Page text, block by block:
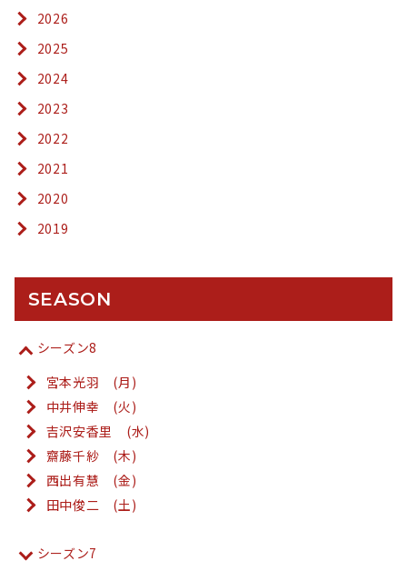
2026
2025
2024
2023
2022
2021
2020
2019
SEASON
シーズン8
宮本光羽 (月)
中井伸幸 (火)
吉沢安香里 (水)
齋藤千紗 (木)
西出有慧 (金)
田中俊二 (土)
シーズン7